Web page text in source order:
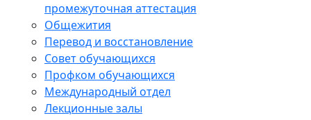
промежуточная аттестация
Общежития
Перевод и восстановление
Совет обучающихся
Профком обучающихся
Международный отдел
Лекционные залы